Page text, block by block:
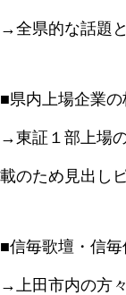
→全県的な話題
■県内上場企業の
→東証１部上場
載のため見出し
■信毎歌壇・信毎
→上田市内の方